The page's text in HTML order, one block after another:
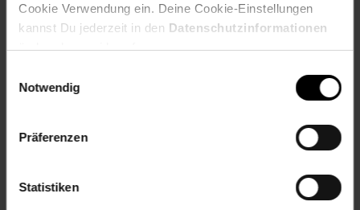
Cookie Verwendung ein. Deine Cookie-Einstellungen
kannst Du jederzeit in den Datenschutzinformationen
ändern bzw. widerrufen.
Notwendig
Präferenzen
Statistiken
Filialen in der Nähe
Papiermühle 7